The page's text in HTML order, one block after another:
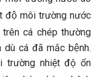
độ môi trường nước
trên cá chép thường
dù cá đã mắc bệnh.
trường nhiệt độ ổn